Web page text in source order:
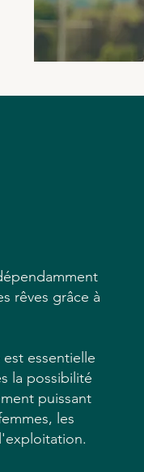
rêves grâce à
essentielle
la possibilité
puissant
les